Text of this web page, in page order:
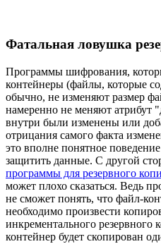
Фатальная ловушка
Программы шифрования,
контейнеры (файлы, которые
обычно, не изменяют размер
намеренно не меняют атрибут
внутри были изменены или
отрицания самого факта
это вполне понятное
защитить данные. С другой
программы для резервного
может плохо сказаться. Ведь
не сможет понять, что файл-
необходимо произвести
инкрементального резервного
контейнер будет скопирован